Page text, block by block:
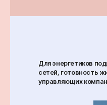
Для энергетиков
сетей, готовность
управляющих